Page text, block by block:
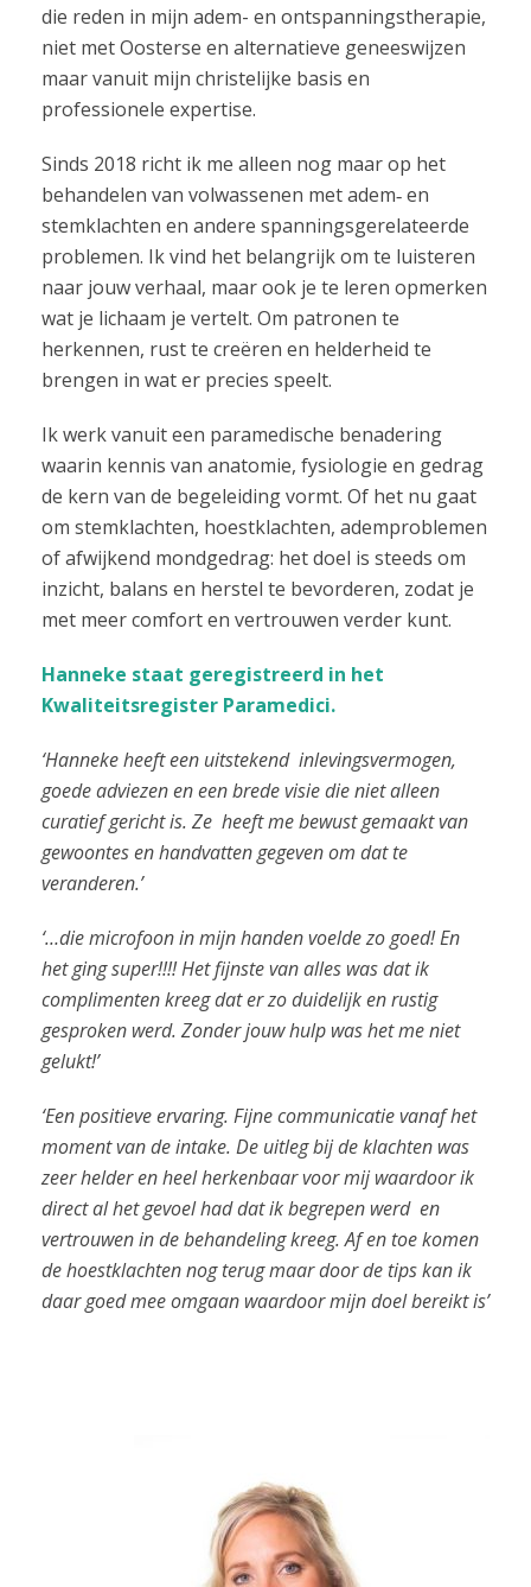
die reden in mijn adem- en ontspanningstherapie,
niet met Oosterse en alternatieve geneeswijzen
maar vanuit mijn christelijke basis en
professionele expertise.
Sinds 2018 richt ik me alleen nog maar op het
behandelen van volwassenen met adem‑ en
stemklachten en andere spanningsgerelateerde
problemen. Ik vind het belangrijk om te luisteren
naar jouw verhaal, maar ook je te leren opmerken
wat je lichaam je vertelt. Om patronen te
herkennen, rust te creëren en helderheid te
brengen in wat er precies speelt.
Ik werk vanuit een paramedische benadering
waarin kennis van anatomie, fysiologie en gedrag
de kern van de begeleiding vormt. Of het nu gaat
om stemklachten, hoestklachten, ademproblemen
of afwijkend mondgedrag: het doel is steeds om
inzicht, balans en herstel te bevorderen, zodat je
met meer comfort en vertrouwen verder kunt.
Hanneke staat geregistreerd in het
Kwaliteitsregister Paramedici.
‘Hanneke heeft een uitstekend inlevingsvermogen,
goede adviezen en een brede visie die niet alleen
curatief gericht is. Ze heeft me bewust gemaakt van
gewoontes en handvatten gegeven om dat te
veranderen.’
‘…die microfoon in mijn handen voelde zo goed! En
het ging super!!!! Het fijnste van alles was dat ik
complimenten kreeg dat er zo duidelijk en rustig
gesproken werd. Zonder jouw hulp was het me niet
gelukt!’
‘Een positieve ervaring. Fijne communicatie vanaf het
moment van de intake. De uitleg bij de klachten was
zeer helder en heel herkenbaar voor mij waardoor ik
direct al het gevoel had dat ik begrepen werd en
vertrouwen in de behandeling kreeg. Af en toe komen
de hoestklachten nog terug maar door de tips kan ik
daar goed mee omgaan waardoor mijn doel bereikt is’